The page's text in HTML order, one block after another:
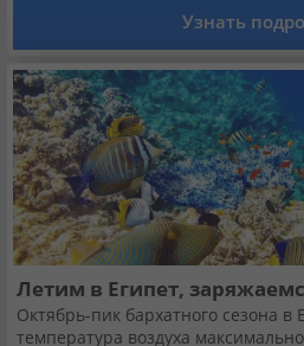
Узнать
Летим в Египет,
Октябрь-пик бархатного сезона в
температура воздуха